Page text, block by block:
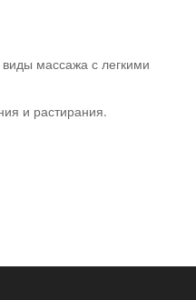
массажа с легкими
и растирания.